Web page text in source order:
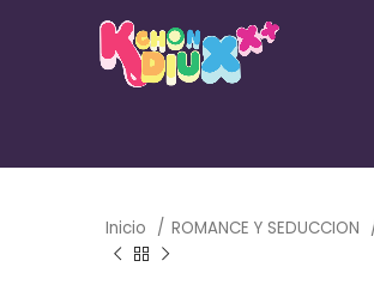
Inicio ROMANCE Y SEDUCCION